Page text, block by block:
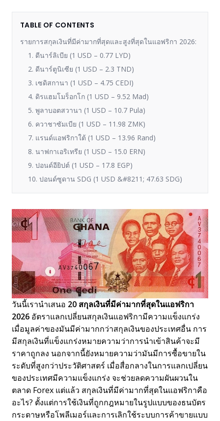
TABLE OF CONTENTS
รายการสกุลเงินที่มีค่ามากที่สุดและสูงที่สุดในแอฟริกา 2026:
1. ดีนาร์ลิเบีย (1 USD – 0.77 LYD)
2. ดีนาร์ตูนิเซีย (1 USD – 2.3 TND)
3. เซดิสกานา (1 USD – 4.75 CEDI)
4. ดิรแฮมโมร็อกโก (1 USD – 9.52 Mad)
5. พูลาบอตสวานา (1 USD – 10.7 Pula)
6. ควาชาซัมเบีย (1 USD – 11.98 ZMK)
7. แรนด์แอฟริกาใต้ (1 USD – 13.96 Rand)
8. นาฟกาเอริเทรีย (1 USD – 15.0 ERN)
9. ปอนด์อียิปต์ (1 USD – 17.8 EGP)
10. ปอนด์ซูดาน SDG (1 USD &#8211; 47.63 SDG)
วันนี้เรานำเสนอ 20 สกุลเงินที่มีค่ามากที่สุดในแอฟริกา
2026 อัตราแลกเปลี่ยนสกุลเงินแอฟริกามีความแข็งแกร่ง
เมื่อมูลค่าของมันมีค่ามากกว่าสกุลเงินของประเทศอื่น การ
มีสกุลเงินที่แข็งแกร่งหมายความว่าการนำเข้าสินค้าจะมี
ราคาถูกลง นอกจากนี้ยังหมายความว่ามันมีการซื้อขายใน
ระดับที่สูงกว่าประวัติศาสตร์ เมื่อสื่อกลางในการแลกเปลี่ยน
ของประเทศมีความแข็งแกร่ง จะช่วยลดความผันผวนใน
ตลาด Forex แต่แล้ว สกุลเงินที่มีค่ามากที่สุดในแอฟริกาคือ
อะไร? ตั้งแต่การใช้เงินที่ถูกกฎหมายในรูปแบบของธนบัตร
กระดาษหรือโพลีเมอร์และการเลิกใช้ระบบการค้าขายแบบ